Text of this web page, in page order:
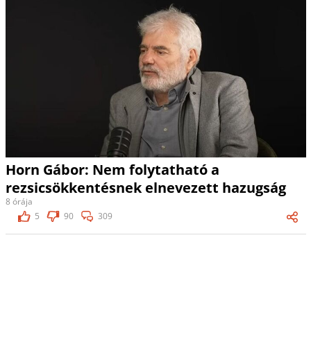
Horn Gábor: Nem folytatható a
rezsicsökkentésnek elnevezett hazugság
8 órája
5
90 309